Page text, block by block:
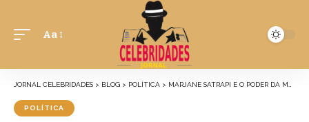
Aa
JORNAL CELEBRIDADES > BLOG > POLÍTICA > MARJANE SATRAPI E O PODER DA MEMÓRIA: COMO A REVOLUÇÃO ISLÂMICA TRANSFORMOU UMA INFÂNCIA EM OBRA UNIVERSAL
POLÍTICA